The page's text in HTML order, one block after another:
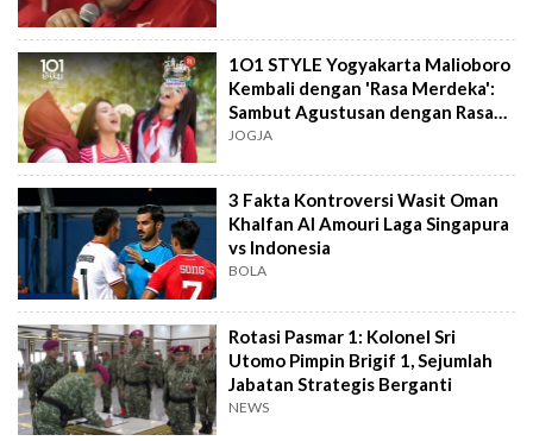
1O1 STYLE Yogyakarta Malioboro
Kembali dengan 'Rasa Merdeka':
Sambut Agustusan dengan Rasa
dan Tawa
JOGJA
3 Fakta Kontroversi Wasit Oman
Khalfan Al Amouri Laga Singapura
vs Indonesia
BOLA
Rotasi Pasmar 1: Kolonel Sri
Utomo Pimpin Brigif 1, Sejumlah
Jabatan Strategis Berganti
NEWS